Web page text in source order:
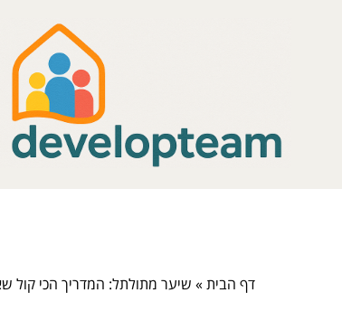
דף הבית» שיער מתולתל: המדריך הכי קול